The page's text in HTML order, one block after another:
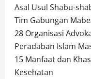
Asal Usul Shabu-
Tim Gabungan
28 Organisasi
Peradaban Islam
15 Manfaat dan
Kesehatan